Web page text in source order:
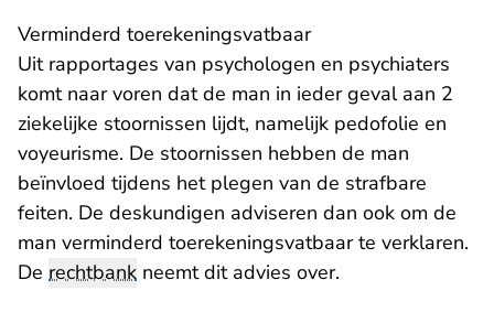
Verminderd toerekeningsvatbaar
Uit rapportages van psychologen en psychiaters
komt naar voren dat de man in ieder geval aan 2
ziekelijke stoornissen lijdt, namelijk pedofolie en
voyeurisme. De stoornissen hebben de man
beïnvloed tijdens het plegen van de strafbare
feiten. De deskundigen adviseren dan ook om de
man verminderd toerekeningsvatbaar te verklaren.
De rechtbank neemt dit advies over.